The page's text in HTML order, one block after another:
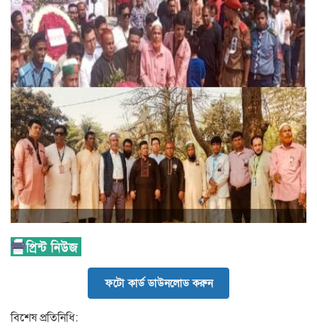
ফটো কার্ড ডাউনলোড করুন
বিশেষ প্রতিনিধি: